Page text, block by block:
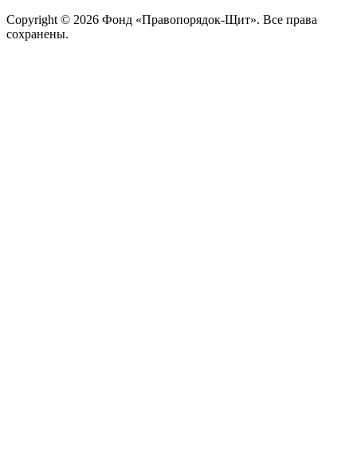
Copyright © 2026 Фонд «Правопорядок-Щит». Все права
сохранены.